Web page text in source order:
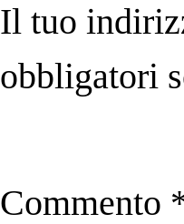
Il tuo
obbligatori
Commento